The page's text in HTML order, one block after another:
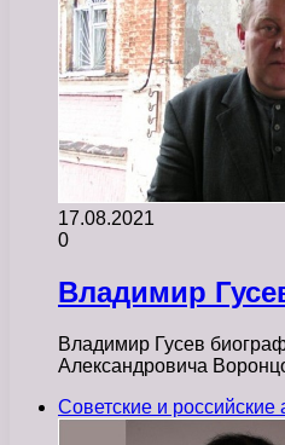
17.08.2021
0
Владимир
Владимир Гусев
Александровича
Советские и российские